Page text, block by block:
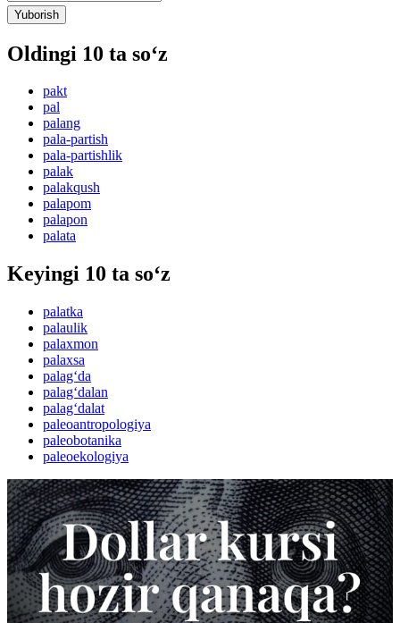
Yuborish
Oldingi 10 ta so‘z
pakt
pal
palang
pala-partish
pala-partishlik
palak
palakqush
palapom
palapon
palata
Keyingi 10 ta so‘z
palatka
palaulik
palaxmon
palaxsa
palag‘da
palag‘dalan
palag‘dalat
paleoantropologiya
paleobotanika
paleoekologiya